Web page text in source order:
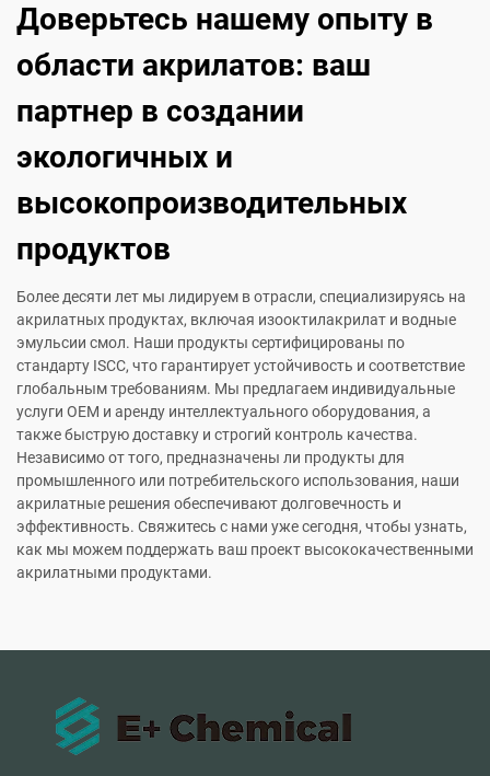
Доверьтесь нашему опыту в
области акрилатов: ваш
партнер в создании
экологичных и
высокопроизводительных
продуктов
Более десяти лет мы лидируем в отрасли, специализируясь на
акрилатных продуктах, включая изооктилакрилат и водные
эмульсии смол. Наши продукты сертифицированы по
стандарту ISCC, что гарантирует устойчивость и соответствие
глобальным требованиям. Мы предлагаем индивидуальные
услуги OEM и аренду интеллектуального оборудования, а
также быструю доставку и строгий контроль качества.
Независимо от того, предназначены ли продукты для
промышленного или потребительского использования, наши
акрилатные решения обеспечивают долговечность и
эффективность. Свяжитесь с нами уже сегодня, чтобы узнать,
как мы можем поддержать ваш проект высококачественными
акрилатными продуктами.